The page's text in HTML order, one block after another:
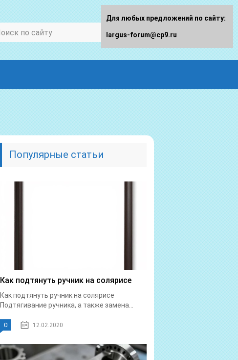
Популярные статьи
Как подтянуть ручник на солярисе
Как подтянуть ручник на солярисе
Подтягивание ручника, а также замена...
0 12.02.2020
Для любых предложений по сайту:
largus-forum@cp9.ru